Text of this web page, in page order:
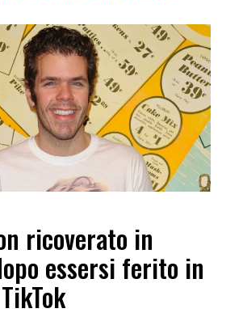
ricoverato in
essersi ferito in